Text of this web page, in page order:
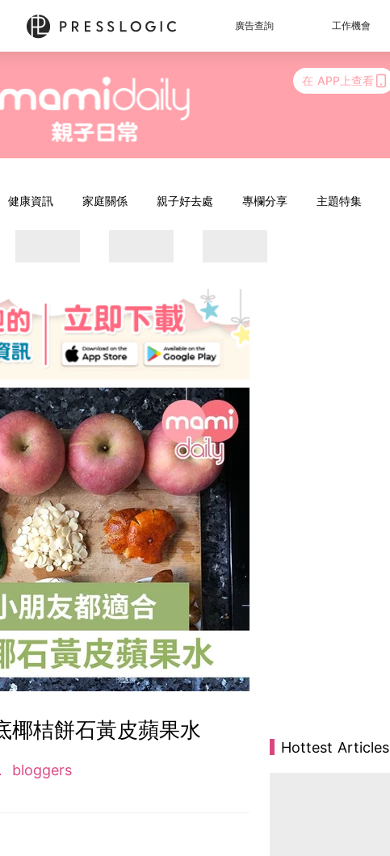
廣告查詢 工作機會
在 APP上查看
健康資訊 家庭關係 親子好去處 專欄分享 主題特集
椰桔餅石黃皮蘋果水
bloggers
Hottest Articles